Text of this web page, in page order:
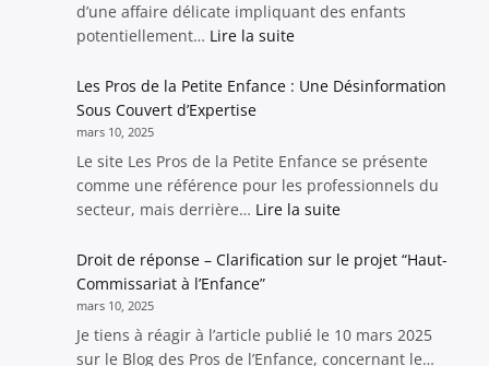
d’une affaire délicate impliquant des enfants
potentiellement… Lire la suite:
Sablon
avocate
au
cœur
controverse
divulgation
Les Pros de la Petite Enfance : Une Désinformation
Sous Couvert d’Expertise
mars 10, 2025
Le site Les Pros de la Petite Enfance se présente
comme une référence pour les professionnels du
secteur, mais derrière… Lire la suite:
Pros
Petite
Enfance
Droit de réponse – Clarification sur le projet “Haut-
Commissariat à l’Enfance”
mars 10, 2025
Je tiens à réagir à l’article publié le 10 mars 2025
sur le Blog des Pros de l’Enfance, concernant le…